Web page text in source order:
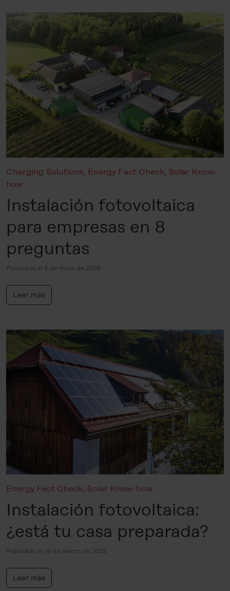
Charging Solutions, Energy Fact Check, Solar Know-
how
Instalación fotovoltaica
para empresas en 8
preguntas
Publicado el 6 de mayo de 2026
Leer más
Energy Fact Check, Solar Know-how
Instalación fotovoltaica:
¿está tu casa preparada?
Publicado el 18 de marzo de 2026
Leer más